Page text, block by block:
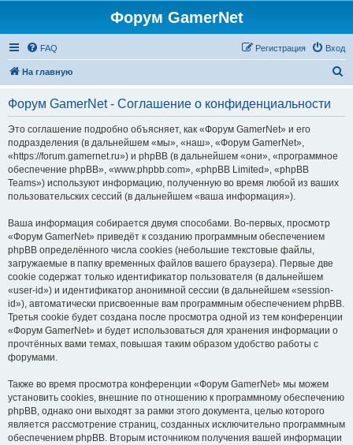
Форум GamerNet
FAQ Вход
Регистрация
На главную
Форум GamerNet - Соглашение о конфиденциальности
Это соглашение подробно объясняет, как «Форум GamerNet» и его
подразделения (в дальнейшем «мы», «наш», «Форум GamerNet»,
«https://forum.gamernet.ru») и phpBB (в дальнейшем «они», «программное
обеспечение phpBB», «www.phpbb.com», «phpBB Limited», «phpBB
Teams») используют информацию, полученную во время любой из ваших
пользовательских сессий (в дальнейшем «ваша информация»).
Ваша информация собирается двумя способами. Во-первых, просмотр
«Форум GamerNet» приведёт к созданию программным обеспечением
phpBB определённого числа cookies (небольшие текстовые файлы,
загружаемые в папку временных файлов вашего браузера). Первые две
cookie содержат только идентификатор пользователя (в дальнейшем
«user-id») и идентификатор анонимной сессии (в дальнейшем «session-
id»), автоматически присвоенные вам программным обеспечением phpBB.
Третья cookie будет создана после просмотра одной из тем конференции
«Форум GamerNet» и будет использоваться для хранения информации о
прочтённых вами темах, повышая таким образом удобство работы с
форумами.
Также во время просмотра конференции «Форум GamerNet» мы можем
установить cookies, внешние по отношению к программному обеспечению
phpBB, однако они выходят за рамки этого документа, целью которого
является рассмотрение страниц, созданных исключительно программным
обеспечением phpBB. Вторым источником получения вашей информации